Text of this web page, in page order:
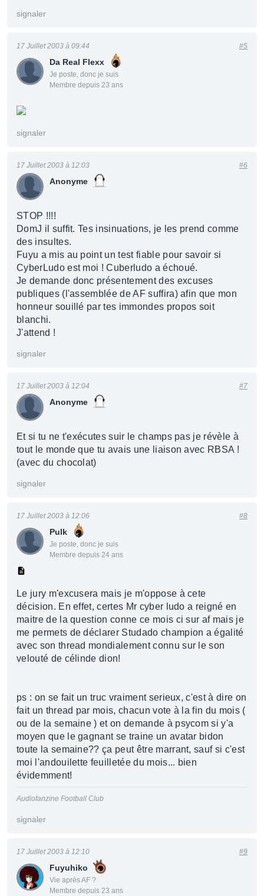
signaler
Da Real Flexx
Je poste, donc je suis
Membre depuis 23 ans
17 Juillet 2003 à 09:44 #5
signaler
Anonyme
17 Juillet 2003 à 12:03 #6
STOP !!!!
DomJ il suffit. Tes insinuations, je les prend comme
des insultes.
Fuyu a mis au point un test fiable pour savoir si
CyberLudo est moi ! Cuberludo a échoué.
Je demande donc présentement des excuses
publiques (l'assemblée de AF suffira) afin que mon
honneur souillé par tes immondes propos soit
blanchi.
J'attend !
signaler
Anonyme
17 Juillet 2003 à 12:04 #7
Et si tu ne t'exécutes suir le champs pas je révèle à
tout le monde que tu avais une liaison avec RBSA !
(avec du chocolat)
signaler
Pulk
Je poste, donc je suis
Membre depuis 24 ans
17 Juillet 2003 à 12:06 #8
Le jury m'excusera mais je m'oppose à cete
décision. En effet, certes Mr cyber ludo a reigné en
maitre de la question conne ce mois ci sur af mais je
me permets de déclarer Studado champion a égalité
avec son thread mondialement connu sur le son
velouté de célinde dion!
ps : on se fait un truc vraiment serieux, c'est à dire on
fait un thread par mois, chacun vote à la fin du mois (
ou de la semaine ) et on demande à psycom si y'a
moyen que le gagnant se traine un avatar bidon
toute la semaine?? ça peut être marrant, sauf si c'est
moi l'andouilette feuilletée du mois... bien
évidemment!
Audiofanzine Football Club
signaler
Fuyuhiko
Vie après AF ?
Membre depuis 23 ans
17 Juillet 2003 à 12:10 #9